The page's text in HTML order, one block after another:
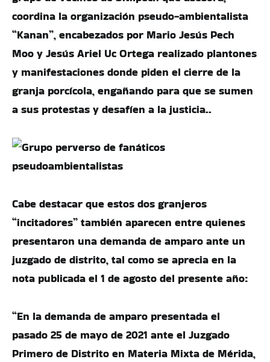
coordina la organización pseudo-ambientalista
“Kanan”, encabezados por Mario Jesús Pech
Moo y Jesús Ariel Uc Ortega realizado plantones
y manifestaciones donde piden el cierre de la
granja porcícola, engañando para que se sumen
a sus protestas y desafíen a la justicia..
Cabe destacar que estos dos granjeros
“incitadores” también aparecen entre quienes
presentaron una demanda de amparo ante un
juzgado de distrito, tal como se aprecia en la
nota publicada el 1 de agosto del presente año:
“En la demanda de amparo presentada el
pasado 25 de mayo de 2021 ante el Juzgado
Primero de Distrito en Materia Mixta de Mérida,